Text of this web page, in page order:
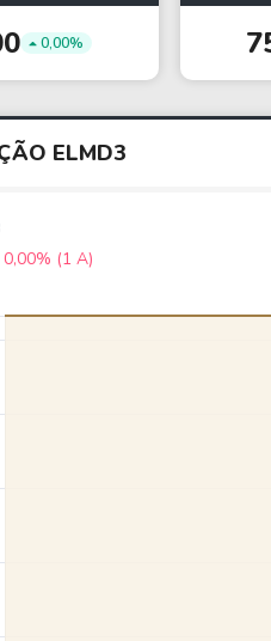
RECR11
HGLG11
KNRI11
0,00%
ELMD3
0,00% (1 A)